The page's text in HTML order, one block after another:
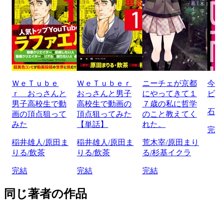
ＷｅＴｕｂｅ
ｒ おっさんと
男子高校生で動
画の頂点狙って
みた
稲井雄人/原田ま
りる/飲茶
完結
ＷｅＴｕｂｅｒ
おっさんと男子
高校生で動画の
頂点狙ってみた
【単話】
稲井雄人/原田ま
りる/飲茶
完結
ニーチェが京都
にやってきて１
７歳の私に哲学
のこと教えてく
れた。
荒木宰/原田まり
る/杉基イクラ
完結
今
ビ
石
完
同じ著者の作品